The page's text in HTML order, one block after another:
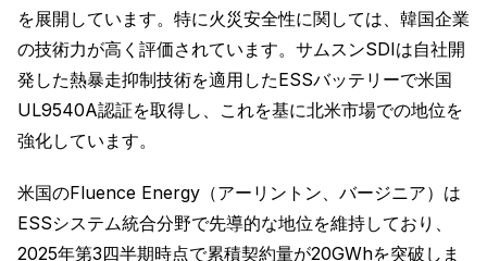
を展開しています。特に火災安全性に関しては、韓国企業
の技術力が高く評価されています。サムスンSDIは自社開
発した熱暴走抑制技術を適用したESSバッテリーで米国
UL9540A認証を取得し、これを基に北米市場での地位を
強化しています。
米国のFluence Energy（アーリントン、バージニア）は
ESSシステム統合分野で先導的な地位を維持しており、
2025年第3四半期時点で累積契約量が20GWhを突破しま